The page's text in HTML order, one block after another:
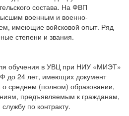
состава. На ФВП
военным и военно-
имеющие войсковой опыт. Ряд
степени и звания.
обучения в УВЦ при НИУ «МИЭТ»
до 24 лет, имеющих документ
о среднем (полном) образовании,
предъявляемым к гражданам,
по контракту.